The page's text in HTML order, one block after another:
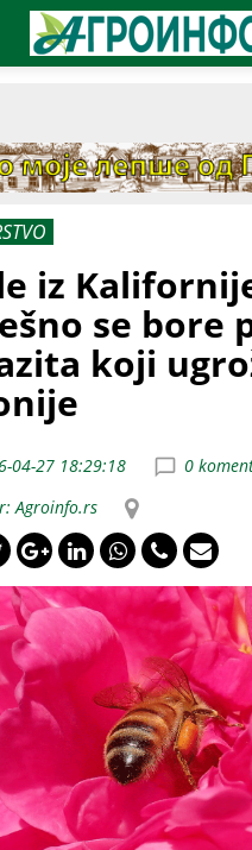
iz
se bore
koji
04-27 18:29:18
0
Agroinfo.rs